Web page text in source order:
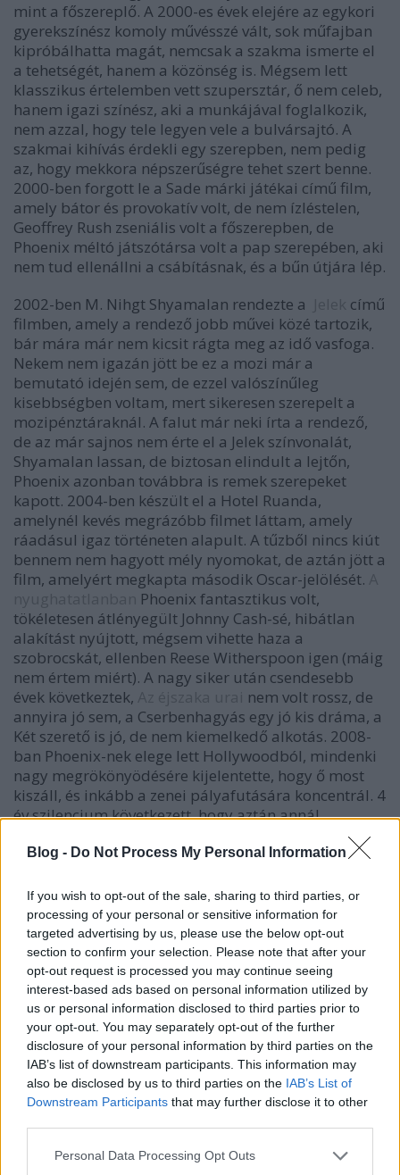
Blog - Do Not Process My Personal Information
If you wish to opt-out of the sale, sharing to third parties, or
processing of your personal or sensitive information for
targeted advertising by us, please use the below opt-out
section to confirm your selection. Please note that after your
opt-out request is processed you may continue seeing
interest-based ads based on personal information utilized by
us or personal information disclosed to third parties prior to
your opt-out. You may separately opt-out of the further
disclosure of your personal information by third parties on the
IAB’s list of downstream participants. This information may
also be disclosed by us to third parties on the IAB’s List of
Downstream Participants that may further disclose it to other
Please note that this website/app uses one or more Google
Personal Data Processing Opt Outs
mint a főszereplő. A 2000-es évek elejére az egykori
gyerekszínész komoly művésszé vált, sok műfajban
kipróbálhatta magát, nemcsak a szakma ismerte el
a tehetségét, hanem a közönség is. Mégsem lett
klasszikus értelemben vett szupersztár, ő nem celeb,
hanem igazi színész, aki a munkájával foglalkozik,
nem azzal, hogy tele legyen vele a bulvársajtó. A
szakmai kihívás érdekli egy szerepben, nem pedig
az, hogy mekkora népszerűségre tehet szert benne.
2000-ben forgott le a Sade márki játékai című film,
amely bátor és provokatív volt, de nem ízléstelen,
Geoffrey Rush zseniális volt a főszerepben, de
Phoenix méltó játszótársa volt a pap szerepében, aki
nem tud ellenállni a csábításnak, és a bűn útjára lép.
2002-ben M. Nihgt Shyamalan rendezte a
című
filmben, amely a rendező jobb művei közé tartozik,
bár mára már nem kicsit rágta meg az idő vasfoga.
Nekem nem igazán jött be ez a mozi már a
bemutató idején sem, de ezzel valószínűleg
kisebbségben voltam, mert sikeresen szerepelt a
mozipénztáraknál. A falut már neki írta a rendező,
de az már sajnos nem érte el a Jelek színvonalát,
Shyamalan lassan, de biztosan elindult a lejtőn,
Phoenix azonban továbbra is remek szerepeket
kapott. 2004-ben készült el a Hotel Ruanda,
amelynél kevés megrázóbb filmet láttam, amely
ráadásul igaz történeten alapult. A tűzből nincs kiút
bennem nem hagyott mély nyomokat, de aztán jött a
film, amelyért megkapta második Oscar-jelölését.
Phoenix fantasztikus volt,
tökéletesen átlényegült Johnny Cash-sé, hibátlan
alakítást nyújtott, mégsem vihette haza a
szobrocskát, ellenben Reese Witherspoon igen (máig
nem értem miért). A nagy siker után csendesebb
évek következtek,
nem volt rossz, de
annyira jó sem, a Cserbenhagyás egy jó kis dráma, a
Két szerető is jó, de nem kiemelkedő alkotás. 2008-
ban Phoenix-nek elege lett Hollywoodból, mindenki
nagy megrökönyödésére kijelentette, hogy ő most
kiszáll, és inkább a zenei pályafutására koncentrál. 4
év szilencium következett, hogy aztán annál
The
Master nem robbantotta fel a mozipénztárakat, de a
megkapta harmadik Oscar-jelölését is.